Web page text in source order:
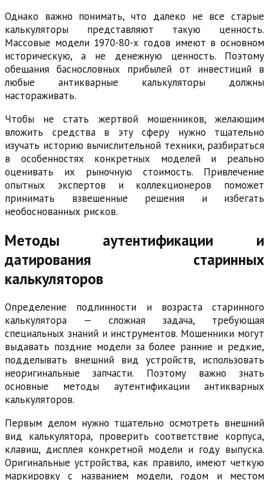
Однако важно понимать, что далеко не все старые
калькуляторы представляют такую ценность.
Массовые модели 1970-80-х годов имеют в основном
историческую, а не денежную ценность. Поэтому
обещания баснословных прибылей от инвестиций в
любые антикварные калькуляторы должны
настораживать.
Чтобы не стать жертвой мошенников, желающим
вложить средства в эту сферу нужно тщательно
изучать историю вычислительной техники, разбираться
в особенностях конкретных моделей и реально
оценивать их рыночную стоимость. Привлечение
опытных экспертов и коллекционеров поможет
принимать взвешенные решения и избегать
необоснованных рисков.
Методы аутентификации и
датирования старинных
калькуляторов
Определение подлинности и возраста старинного
калькулятора — сложная задача, требующая
специальных знаний и инструментов. Мошенники могут
выдавать поздние модели за более ранние и редкие,
подделывать внешний вид устройств, использовать
неоригинальные запчасти. Поэтому важно знать
основные методы аутентификации антикварных
калькуляторов.
Первым делом нужно тщательно осмотреть внешний
вид калькулятора, проверить соответствие корпуса,
клавиш, дисплея конкретной модели и году выпуска.
Оригинальные устройства, как правило, имеют четкую
маркировку с названием модели, годом и местом